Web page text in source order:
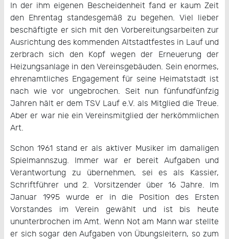
In der ihm eigenen Bescheidenheit fand er kaum Zeit
den Ehrentag standesgemäß zu begehen. Viel lieber
beschäftigte er sich mit den Vorbereitungsarbeiten zur
Ausrichtung des kommenden Altstadtfestes in Lauf und
zerbrach sich den Kopf wegen der Erneuerung der
Heizungsanlage in den Vereinsgebäuden. Sein enormes,
ehrenamtliches Engagement für seine Heimatstadt ist
nach wie vor ungebrochen. Seit nun fünfundfünfzig
Jahren hält er dem TSV Lauf e.V. als Mitglied die Treue.
Aber er war nie ein Vereinsmitglied der herkömmlichen
Art.
Schon 1961 stand er als aktiver Musiker im damaligen
Spielmannszug. Immer war er bereit Aufgaben und
Verantwortung zu übernehmen, sei es als Kassier,
Schriftführer und 2. Vorsitzender über 16 Jahre. Im
Januar 1995 wurde er in die Position des Ersten
Vorstandes im Verein gewählt und ist bis heute
ununterbrochen im Amt. Wenn Not am Mann war stellte
er sich sogar den Aufgaben von Übungsleitern, so zum